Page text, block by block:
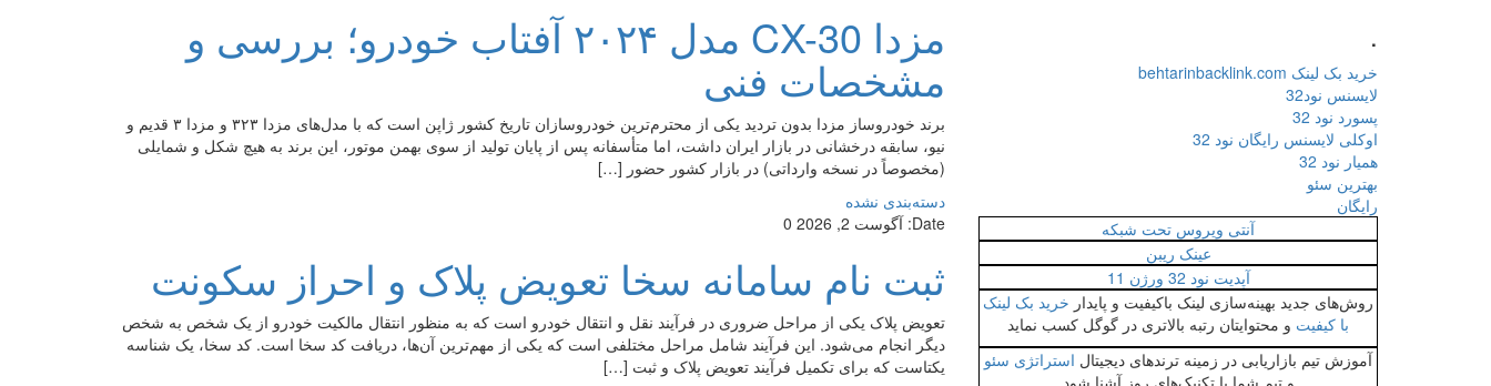
مزدا CX-30 مدل ۲۰۲۴ آفتاب خودرو؛ بررسی و
مشخصات فنی
برند خودروساز مزدا بدون تردید یکی از محترم‌ترین خودروسازان تاریخ کشور ژاپن است که با مدل‌های مزدا ۳۲۳ و مزدا ۳ قدیم و
نیو، سابقه درخشانی در بازار ایران داشت، اما متأسفانه پس از پایان تولید از سوی بهمن موتور، این برند به هیچ شکل و شمایلی
(مخصوصاً در نسخه وارداتی) در بازار کشور حضور […]
دسته‌بندی نشده
Date: آگوست 2, 2026 0
ثبت نام سامانه سخا تعویض پلاک و احراز سکونت
تعویض پلاک یکی از مراحل ضروری در فرآیند نقل و انتقال خودرو است که به منظور انتقال مالکیت خودرو از یک شخص به شخص
دیگر انجام می‌شود. این فرآیند شامل مراحل مختلفی است که یکی از مهم‌ترین آن‌ها، دریافت کد سخا است. کد سخا، یک شناسه
یکتاست که برای تکمیل فرآیند تعویض پلاک و ثبت […]
.
خرید بک لینک behtarinbacklink.com
لایسنس نود32
پسورد نود 32
اوکلی لایسنس رایگان نود 32
همیار نود 32
بهترین سئو
رایگان
آنتی ویروس تحت شبکه
عینک ریبن
آپدیت نود 32 ورژن 11
روش‌های جدید بهینه‌سازی لینک باکیفیت و پایدار خرید بک لینک
با کیفیت و محتوایتان رتبه بالاتری در گوگل کسب نماید
آموزش تیم بازاریابی در زمینه ترندهای دیجیتال استراتژی سئو
و تیم شما با تکنیک‌های روز آشنا شود